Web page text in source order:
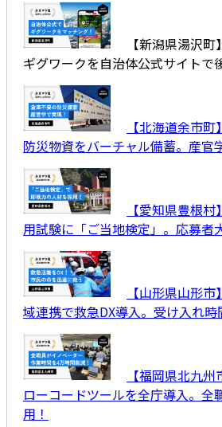
【新潟県湯沢
ギグワークを自治体公式サイトで
【北海道余市
防災物資をバーチャル備蓄。産官
【愛知県豊根
用試験に「ご当地検定」。応募者
【山形県山形
域連携で救急DX導入。受け入れ時
【福岡県北九
ローコードツールを全庁導入。全
用！